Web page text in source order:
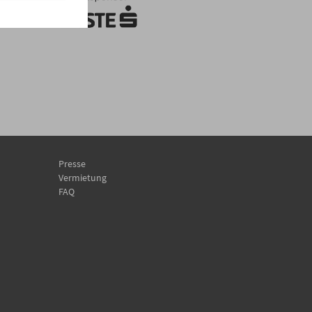
Presse
Vermietung
FAQ